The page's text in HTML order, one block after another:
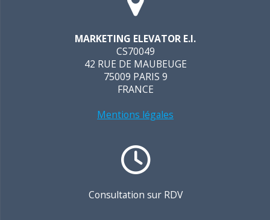
MARKETING ELEVATOR E.I.
CS70049
42 RUE DE MAUBEUGE
75009 PARIS 9
FRANCE
Mentions légales
Consultation sur RDV